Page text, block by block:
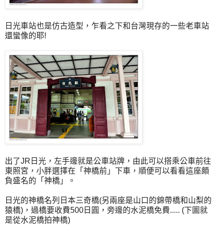
日光車站也是仿古造型，乍看之下和台灣現存的一些老車站
還蠻像的耶!
出了JR日光，左手邊就是公車站牌，由此可以搭乘公車前往
東照宮，小胖選擇在「神橋前」下車，順便可以看看這座頗
負盛名的「神橋」。
日光的神橋名列日本三奇橋(另兩座是山口的錦帶橋和山梨的
猿橋)，過橋要收費500日圓，旁邊的水泥橋免費..... (下圖就
是從水泥橋拍神橋)